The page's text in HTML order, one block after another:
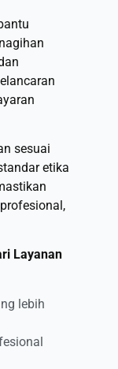
sesuai
etika
Layanan
lebih